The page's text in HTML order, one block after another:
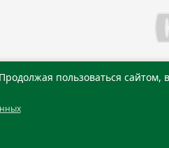
пользоваться сайтом,